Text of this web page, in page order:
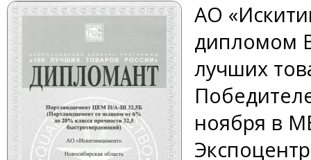
АО
дипломом
лучших
ноября в